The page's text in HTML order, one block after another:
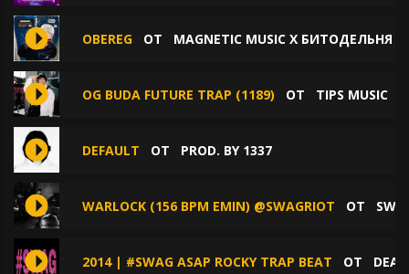
OBEREG ОТ MAGNETIC MUSIC X БИТОДЕЛЬНЯ X
OG BUDA FUTURE TRAP (1189) ОТ TIPS MUSIC
DEFAULT ОТ PROD. BY 1337
WARLOCK (156 BPM EMIN) @SWAGRIOT ОТ
2014 | #SWAG ASAP ROCKY TRAP BEAT ОТ